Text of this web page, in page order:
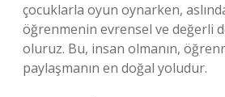
çocuklarla oyun oynarken,
öğrenmenin evrensel ve değerli
oluruz. Bu, insan olmanın,
paylaşmanın en doğal yoludur.